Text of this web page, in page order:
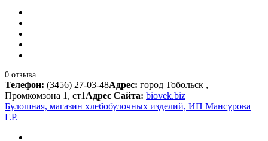
0 отзыва
Телефон: (3456) 27-03-48Адрес: город Тобольск ,
Промкомзона 1, ст1 Адрес Сайта: biovek.biz
Булошная, магазин хлебобулочных изделий, ИП Мансурова
Г.Р.